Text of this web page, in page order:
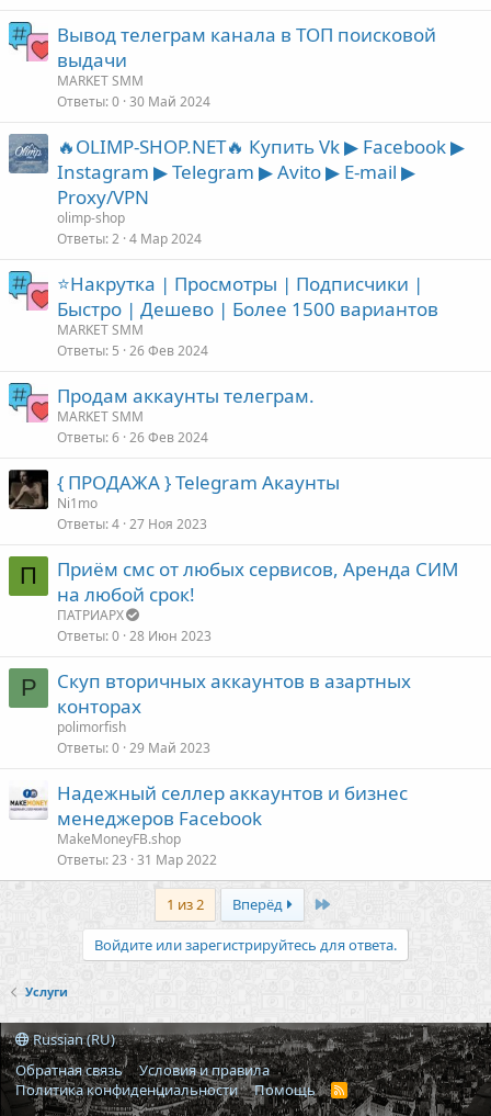
Вывод телеграм канала в ТОП поисковой
выдачи
MARKET SMM
Ответы 0 30 Май 2024
🔥OLIMP-SHOP.NET🔥 Купить Vk ▶ Facebook ▶
Instagram ▶ Telegram ▶ Avito ▶ E-mail ▶
Proxy/VPN
olimp-shop
Ответы 2 4 Мар 2024
⭐️Накрутка | Просмотры | Подписчики |
Быстро | Дешево | Более 1500 вариантов
MARKET SMM
Ответы 5 26 Фев 2024
Продам аккаунты телеграм.
MARKET SMM
Ответы 6 26 Фев 2024
{ ПРОДАЖА } Telegram Акаунты
Ni1mo
Ответы 4 27 Ноя 2023
П
Приём смс от любых сервисов, Аренда СИМ
на любой срок!
ПАТРИАРХ
Ответы 0 28 Июн 2023
P
Скуп вторичных аккаунтов в азартных
конторах
polimorfish
Ответы 0 29 Май 2023
Надежный селлер аккаунтов и бизнес
менеджеров Facebook
MakeMoneyFB.shop
Ответы 23 31 Мар 2022
1 из 2 Вперёд Last
Войдите или зарегистрируйтесь для ответа.
Услуги
Russian (RU)
Обратная связь
Условия и правила
Политика конфиденциальности
Помощь
R
S